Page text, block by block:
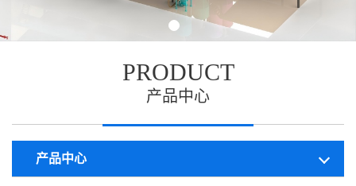
PRODUCT
产品中心
产品中心